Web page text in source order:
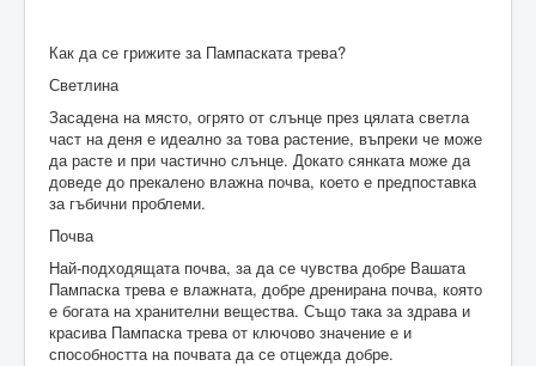
Как да се грижите за Пампаската трева?
Светлина
Засадена на място, огрято от слънце през цялата светла
част на деня е идеално за това растение, въпреки че може
да расте и при частично слънце. Докато сянката може да
доведе до прекалено влажна почва, което е предпоставка
за гъбични проблеми.
Почва
Най-подходящата почва, за да се чувства добре Вашата
Пампаска трева е влажната, добре дренирана почва, която
е богата на хранителни вещества. Също така за здрава и
красива Пампаска трева от ключово значение е и
способността на почвата да се отцежда добре.